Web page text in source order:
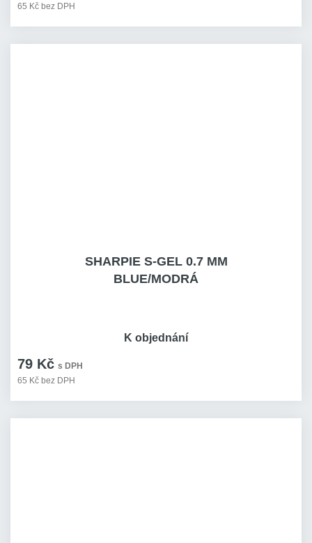
65 Kč bez DPH
SHARPIE S-GEL 0.7 MM
BLUE/MODRÁ
79 Kč s DPH
65 Kč bez DPH
K objednání